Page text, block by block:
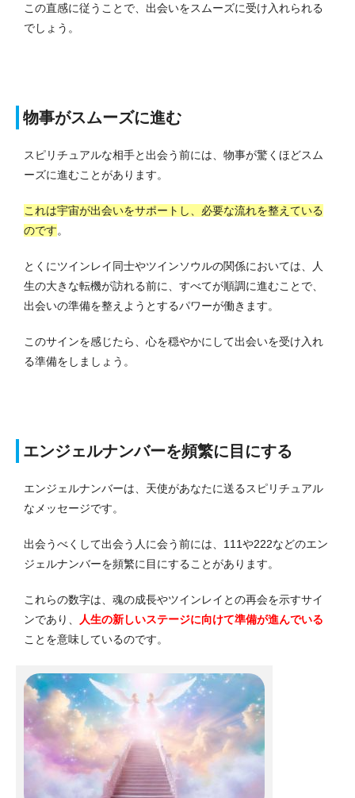
この直感に従うことで、出会いをスムーズに受け入れられる
でしょう。
物事がスムーズに進む
スピリチュアルな相手と出会う前には、物事が驚くほどスム
ーズに進むことがあります。
これは宇宙が出会いをサポートし、必要な流れを整えている
のです。
とくにツインレイ同士やツインソウルの関係においては、人
生の大きな転機が訪れる前に、すべてが順調に進むことで、
出会いの準備を整えようとするパワーが働きます。
このサインを感じたら、心を穏やかにして出会いを受け入れ
る準備をしましょう。
エンジェルナンバーを頻繁に目にする
エンジェルナンバーは、天使があなたに送るスピリチュアル
なメッセージです。
出会うべくして出会う人に会う前には、111や222などのエン
ジェルナンバーを頻繁に目にすることがあります。
これらの数字は、魂の成長やツインレイとの再会を示すサイ
ンであり、
人生の新しいステージに向けて準備が進んでいる
ことを意味しているのです。